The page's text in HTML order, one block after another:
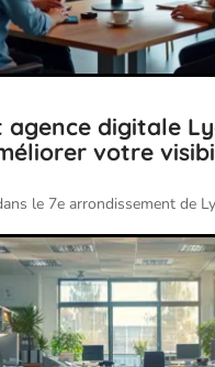
agence digitale
votre
le 7e arrondissement de